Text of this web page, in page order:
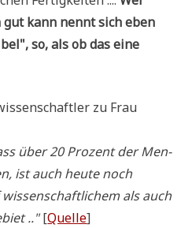
kann nennt sich eben
so, als ob das eine
zu Frau
über 20 Pro­zent der Men­
ist auch heu­te noch
als auch
.."[Quel­le]